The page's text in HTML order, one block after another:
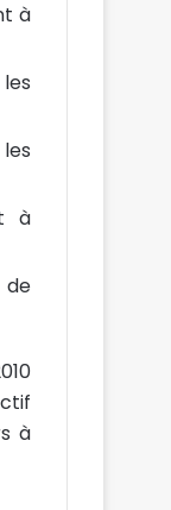
à
à
de
à